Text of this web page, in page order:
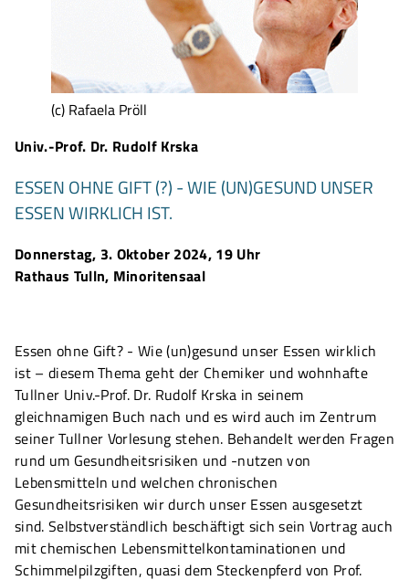
(c) Rafaela Pröll
Univ.-Prof. Dr. Rudolf Krska
ESSEN OHNE GIFT (?) - WIE (UN)GESUND UNSER
ESSEN WIRKLICH IST.
Donnerstag, 3. Oktober 2024, 19 Uhr
Rathaus Tulln, Minoritensaal
Essen ohne Gift? - Wie (un)gesund unser Essen wirklich
ist – diesem Thema geht der Chemiker und wohnhafte
Tullner Univ.-Prof. Dr. Rudolf Krska in seinem
gleichnamigen Buch nach und es wird auch im Zentrum
seiner Tullner Vorlesung stehen. Behandelt werden Fragen
rund um Gesundheitsrisiken und -nutzen von
Lebensmitteln und welchen chronischen
Gesundheitsrisiken wir durch unser Essen ausgesetzt
sind. Selbstverständlich beschäftigt sich sein Vortrag auch
mit chemischen Lebensmittelkontaminationen und
Schimmelpilzgiften, quasi dem Steckenpferd von Prof.